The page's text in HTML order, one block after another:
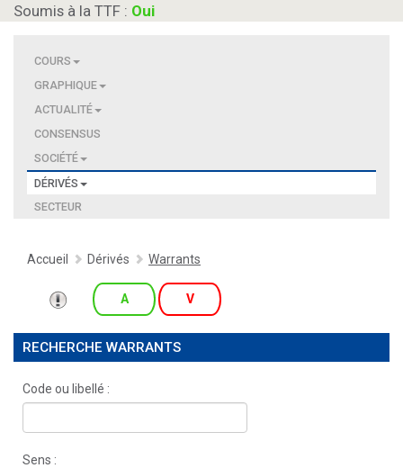
Soumis à la TTF : Oui
COURS
GRAPHIQUE
ACTUALITÉ
CONSENSUS
SOCIÉTÉ
DÉRIVÉS
SECTEUR
Accueil Dérivés Warrants
A V
RECHERCHE WARRANTS
Code ou libellé :
Sens :